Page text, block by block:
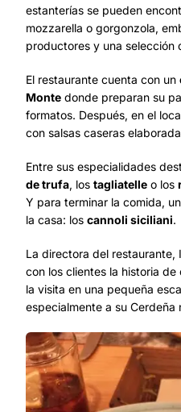
estanterías se pueden
mozzarella o gorgonzola,
productores y una selección
El restaurante cuenta con un
Monte donde preparan su
formatos. Después, en el
con salsas caseras
Entre sus especialidades
de trufa, los tagliatelle o los
Y para terminar la comida,
la casa: los cannoli siciliani.
La directora del restaurante,
con los clientes la historia
la visita en una pequeña
especialmente a su Cerdeña